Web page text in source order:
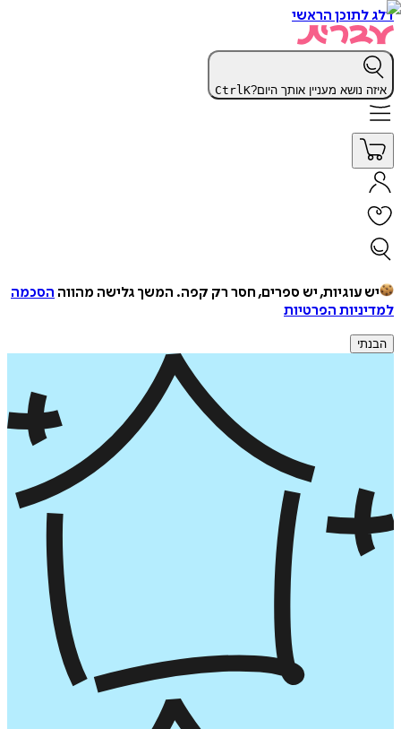
דלג לתוכן הראשי
איזה נושא מעניין אותך היום? CtrlK
יש עוגיות, יש ספרים, חסר רק קפה. המשך גלישה מהווה הסכמה
למדיניות הפרטיות
הבנתי